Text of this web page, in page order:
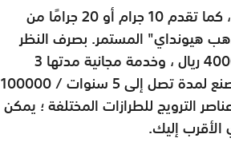
أطلقت هيونداي مؤخرًا 6 طرازات جديدة ومثيرة في السلطنة ، كما تقدم 10 جرام أو 20 جرامًا من
هيونداي" المستمر. بصرف النظر
عن الذهب المؤكد ، يقدم العرض أيضا هدية نقدية تصل إلى 4000 ريال ، وخدمة مجانية مدتها 3
سنوات / 50000 كيلومتر ، والتأمين ، والتسجيل ، وضمان المصنع لمدة تصل إلى 5 سنوات / 100000
الترويج للطرازات المختلفة ؛ يمكن
إليك.